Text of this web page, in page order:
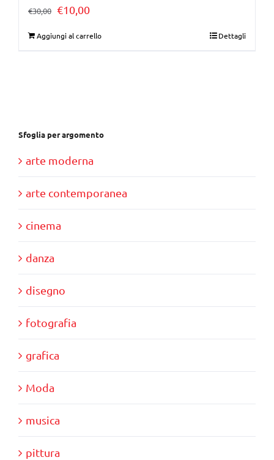
€30,00 Il
€10,00Il
Aggiungi al carrello Dettagli
Sfoglia per argomento
arte moderna
arte contemporanea
cinema
danza
disegno
fotografia
grafica
Moda
musica
pittura